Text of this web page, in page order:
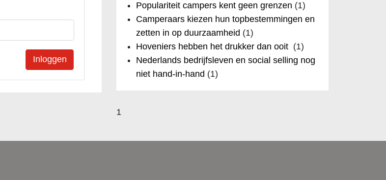
Populariteit campers kent geen grenzen (1)
Camperaars kiezen hun topbestemmingen en
zetten in op duurzaamheid (1)
Hoveniers hebben het drukker dan ooit (1)
Nederlands bedrijfsleven en social selling nog
niet hand-in-hand (1)
1